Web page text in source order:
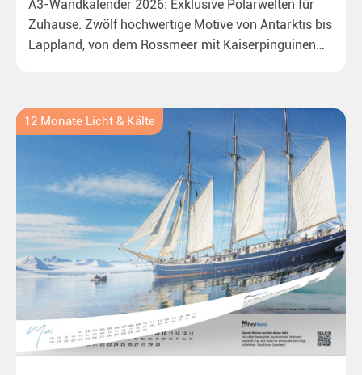
A3-Wandkalender 2026: Exklusive Polarwelten für
Zuhause. Zwölf hochwertige Motive von Antarktis bis
Lappland, von dem Rossmeer mit Kaiserpinguinen
12 Monate Licht & Kälte